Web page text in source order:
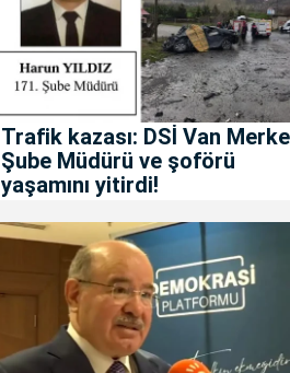
Trafik kazası: DSİ Van
Şube Müdürü ve şoförü
yaşamını yitirdi!